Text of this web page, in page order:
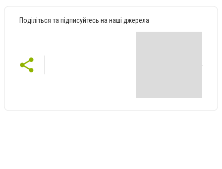
Поділіться та підписуйтесь на наші джерела